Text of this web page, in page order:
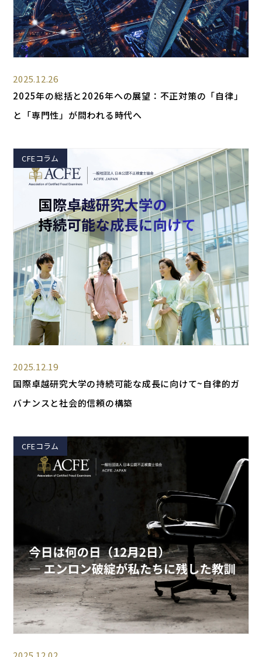
2025.12.26
2025年の総括と2026年への展望：不正対策の「自律」
と「専門性」が問われる時代へ
CFEコラム
2025.12.19
国際卓越研究大学の持続可能な成長に向けて~自律的ガ
バナンスと社会的信頼の構築
CFEコラム